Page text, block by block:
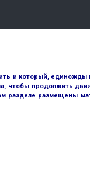
и который,
чтобы продолжить
размещены